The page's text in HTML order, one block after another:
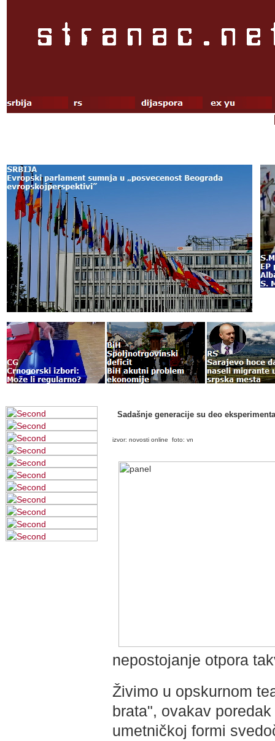
Sadašnje generacije su deo eksperimenta
izvor: novosti online foto: vn
nepostojanje otpora
Živimo u opskurnom
brata", ovakav
umetničkoj formi